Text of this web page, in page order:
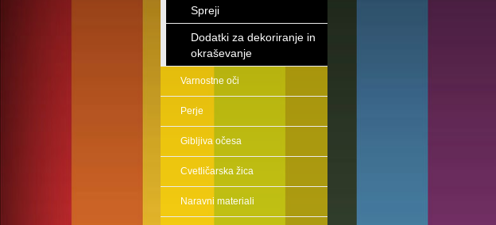
Spreji
Dodatki za dekoriranje in
okraševanje
Varnostne oči
Perje
Gibljiva očesa
Cvetličarska žica
Naravni materiali